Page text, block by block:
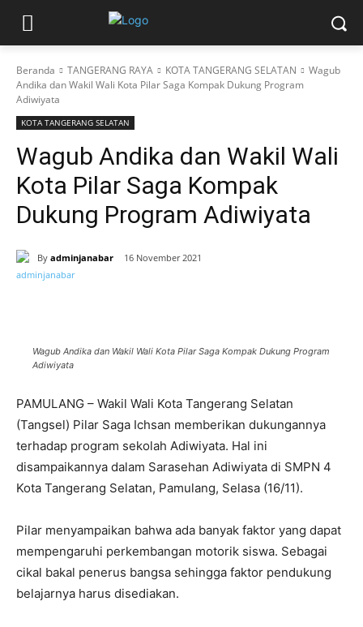
Beranda TANGERANG RAYA KOTA TANGERANG SELATAN
Wagub
Andika dan Wakil Wali Kota Pilar Saga Kompak Dukung Program
Adiwiyata
KOTA TANGERANG SELATAN
Wagub Andika dan Wakil Wali
Kota Pilar Saga Kompak
Dukung Program Adiwiyata
By adminjanabar 16 November 2021
Wagub Andika dan Wakil Wali Kota Pilar Saga Kompak Dukung Program
Adiwiyata
PAMULANG – Wakil Wali Kota Tangerang Selatan
(Tangsel) Pilar Saga Ichsan memberikan dukungannya
terhadap program sekolah Adiwiyata. Hal ini
disampaikannya dalam Sarasehan Adiwiyata di SMPN 4
Kota Tangerang Selatan, Pamulang, Selasa (16/11).
Pilar menyampaikan bahwa ada banyak faktor yang dapat
mempengaruhi perkembangan motorik siswa. Sebagai
cikal bakal penerus bangsa sehingga faktor pendukung
belajarnya harus disediakan.